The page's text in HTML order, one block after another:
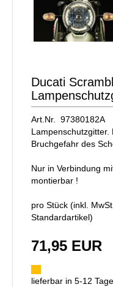
Ducati
Art.Nr. 97380182A
Bruchgefahr des
Nur in Verbindung
montierbar !
pro Stück (inkl.
Standardartikel)
71,95 EUR
lieferbar in 5-12